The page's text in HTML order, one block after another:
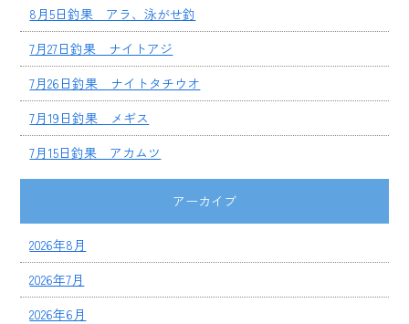
8月5日釣果 アラ、泳がせ釣
7月27日釣果 ナイトアジ
7月26日釣果 ナイトタチウオ
7月19日釣果 メギス
7月15日釣果 アカムツ
アーカイブ
2026年8月
2026年7月
2026年6月